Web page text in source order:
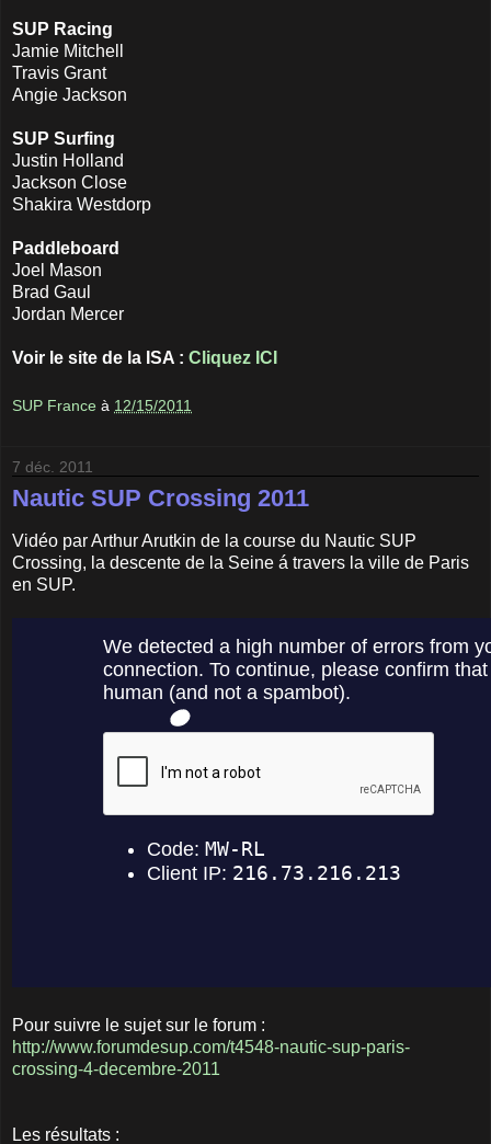
SUP Racing
Jamie Mitchell
Travis Grant
Angie Jackson
SUP Surfing
Justin Holland
Jackson Close
Shakira Westdorp
Paddleboard
Joel Mason
Brad Gaul
Jordan Mercer
Voir le site de la ISA : Cliquez ICI
SUP France à 12/15/2011
7 déc. 2011
Nautic SUP Crossing 2011
Vidéo par Arthur Arutkin de la course du Nautic SUP
Crossing, la descente de la Seine á travers la ville de Paris
en SUP.
Pour suivre le sujet sur le forum :
http://www.forumdesup.com/t4548-nautic-sup-paris-
crossing-4-decembre-2011
Les résultats :